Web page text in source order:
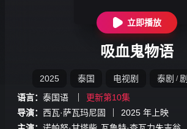
立即播放
吸血鬼物语
2025 泰国 电视剧 泰剧 /
语言： 泰国语
更新第10集
导演： 西瓦·萨瓦玛尼固 2025 年上映